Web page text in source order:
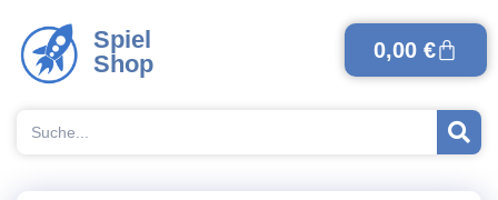
Spiel
Shop
0,00 €